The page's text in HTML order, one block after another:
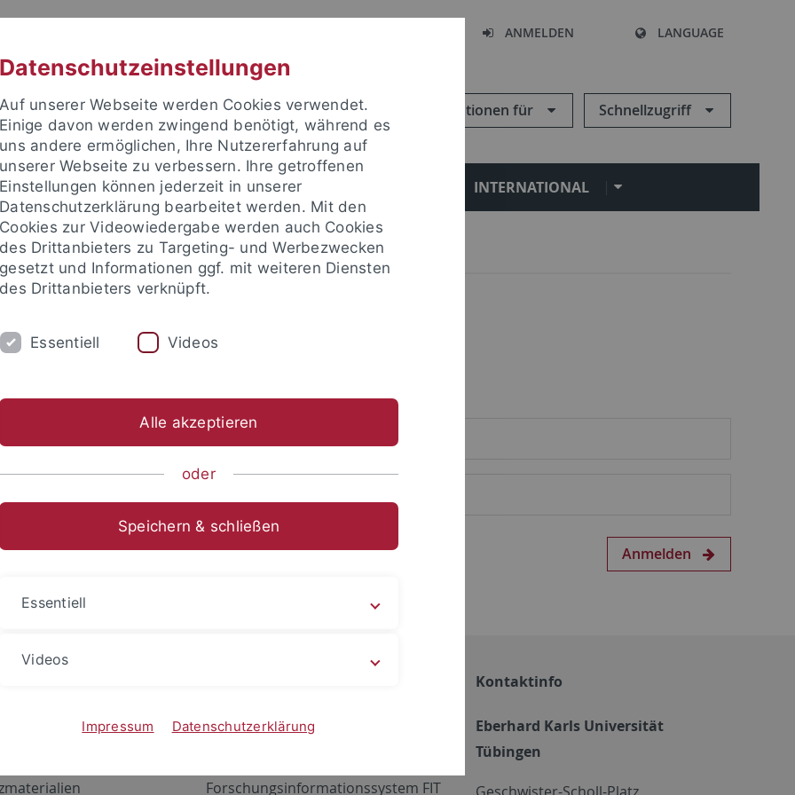
ANMELDEN LANGUAGE
Informationen für Schnellzugriff
FORSCHUNG EINRICHTUNGEN INTERNATIONAL
um sich anzumelden:
Anmelden
Netzwerk
ALMA
Forschungsinformationssystem FIT
Kontaktinfo
Eberhard Karls Universität
Tübingen
Datenschutzeinstellungen
Auf unserer Webseite werden Cookies verwendet.
Einige davon werden zwingend benötigt, während es
uns andere ermöglichen, Ihre Nutzererfahrung auf
unserer Webseite zu verbessern. Ihre getroffenen
Einstellungen können jederzeit in unserer
Datenschutzerklärung bearbeitet werden. Mit den
Cookies zur Videowiedergabe werden auch Cookies
des Drittanbieters zu Targeting- und Werbezwecken
gesetzt und Informationen ggf. mit weiteren Diensten
des Drittanbieters verknüpft.
Essentiell Videos
Alle akzeptieren
oder
Speichern & schließen
Essentiell
Videos
Impressum Datenschutzerklärung